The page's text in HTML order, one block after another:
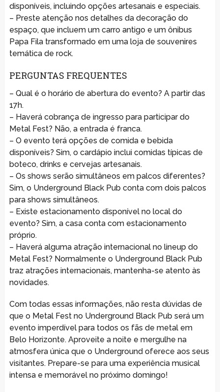
disponíveis, incluindo opções artesanais e especiais.
– Preste atenção nos detalhes da decoração do
espaço, que incluem um carro antigo e um ônibus
Papa Fila transformado em uma loja de souvenires
temática de rock.
PERGUNTAS FREQUENTES
– Qual é o horário de abertura do evento? A partir das
17h.
– Haverá cobrança de ingresso para participar do
Metal Fest? Não, a entrada é franca.
– O evento terá opções de comida e bebida
disponíveis? Sim, o cardápio inclui comidas típicas de
boteco, drinks e cervejas artesanais.
– Os shows serão simultâneos em palcos diferentes?
Sim, o Underground Black Pub conta com dois palcos
para shows simultâneos.
– Existe estacionamento disponível no local do
evento? Sim, a casa conta com estacionamento
próprio.
– Haverá alguma atração internacional no lineup do
Metal Fest? Normalmente o Underground Black Pub
traz atrações internacionais, mantenha-se atento às
novidades.
Com todas essas informações, não resta dúvidas de
que o Metal Fest no Underground Black Pub será um
evento imperdível para todos os fãs de metal em
Belo Horizonte. Aproveite a noite e mergulhe na
atmosfera única que o Underground oferece aos seus
visitantes. Prepare-se para uma experiência musical
intensa e memorável no próximo domingo!